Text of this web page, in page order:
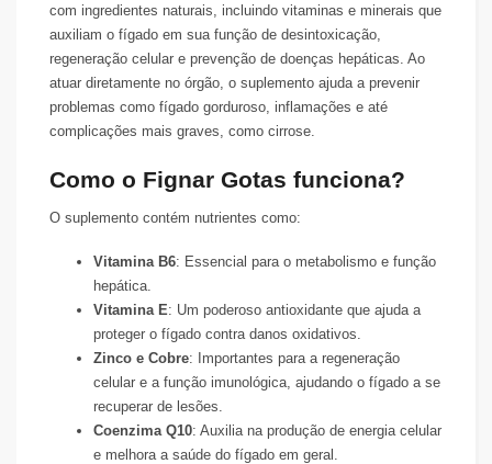
com ingredientes naturais, incluindo vitaminas e minerais que
auxiliam o fígado em sua função de desintoxicação,
regeneração celular e prevenção de doenças hepáticas. Ao
atuar diretamente no órgão, o suplemento ajuda a prevenir
problemas como fígado gorduroso, inflamações e até
complicações mais graves, como cirrose.
Como o Fignar Gotas funciona?
O suplemento contém nutrientes como:
Vitamina B6: Essencial para o metabolismo e função
hepática.
Vitamina E: Um poderoso antioxidante que ajuda a
proteger o fígado contra danos oxidativos.
Zinco e Cobre: Importantes para a regeneração
celular e a função imunológica, ajudando o fígado a se
recuperar de lesões.
Coenzima Q10: Auxilia na produção de energia celular
e melhora a saúde do fígado em geral.